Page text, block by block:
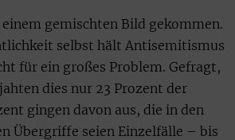
gemischten Bild gekommen.
selbst hält Antisemitismus
für ein großes Problem. Gefragt,
dies nur 23 Prozent der
gingen davon aus, die in den
Übergriffe seien Einzelfälle – bis